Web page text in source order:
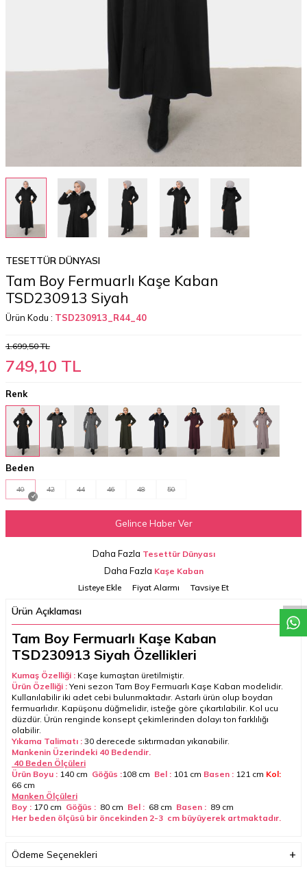
TESETTÜR DÜNYASI
Tam Boy Fermuarlı Kaşe Kaban
TSD230913 Siyah
Ürün Kodu : TSD230913_R44_40
1.699,50TL
749,10 TL
Renk
Beden
40 42 44 46 48 50
Gelince Haber Ver
Daha Fazla Tesettür Dünyası
Daha Fazla Kaşe Kaban
Listeye Ekle
Fiyat Alarmı Tavsiye Et
Ürün Açıklaması
Tam Boy Fermuarlı Kaşe Kaban
TSD230913 Siyah Özellikleri
Kumaş Özelliği : Kaşe kumaştan üretilmiştir.
Ürün Özelliği : Yeni sezon Tam Boy Fermuarlı Kaşe Kaban modelidir.
Kullanılabilir iki adet cebi bulunmaktadır. Astarlı ürün olup boydan
fermuarlıdır. Kapüşonu düğmelidir, isteğe göre çıkartılabilir. Kol ucu
düzdür. Ürün renginde konsept çekimlerinden dolayı ton farklılığı
olabilir.
Yıkama Talimatı : 30 derecede sıktırmadan yıkanabilir.
Mankenin Üzerindeki 40 Bedendir.
40 Beden Ölçüleri
Ürün Boyu : 140 cm Göğüs :108 cm Bel : 101 cm Basen : 121 cm Kol:
66 cm
Manken Ölçüleri
Boy : 170 cm Göğüs : 80 cm Bel : 68 cm Basen : 89 cm
Her beden ölçüsü bir öncekinden 2-3 cm büyüyerek artmaktadır.
Ödeme Seçenekleri